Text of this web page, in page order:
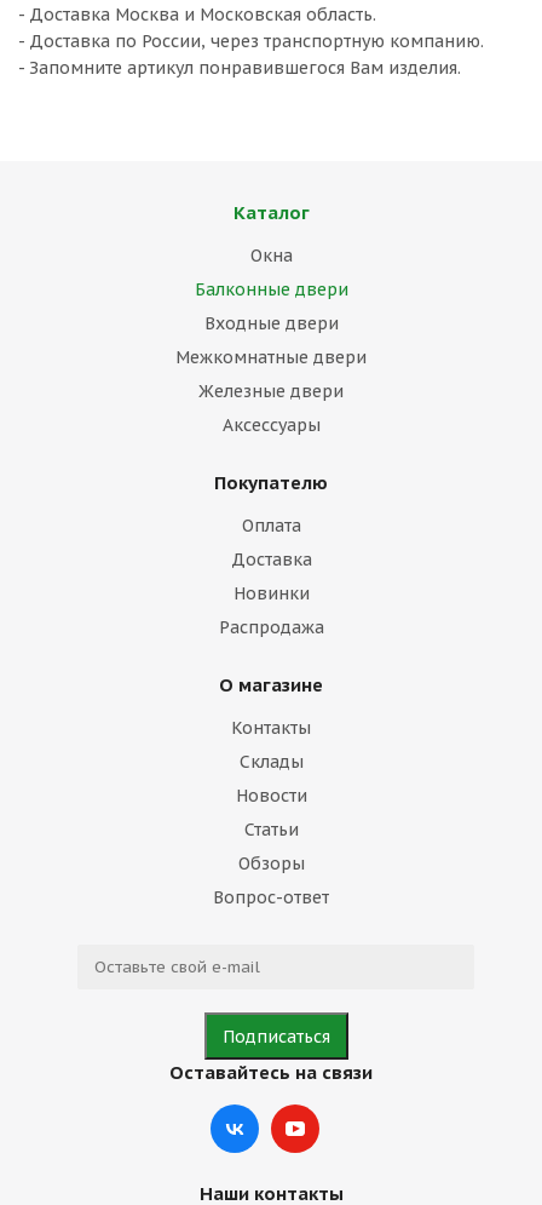
- Доставка Москва и Московская область.
- Доставка по России, через транспортную компанию.
- Запомните артикул понравившегося Вам изделия.
Каталог
Окна
Балконные двери
Входные двери
Межкомнатные двери
Железные двери
Аксессуары
Покупателю
Оплата
Доставка
Новинки
Распродажа
О магазине
Контакты
Склады
Новости
Статьи
Обзоры
Вопрос-ответ
Оставайтесь на связи
Наши контакты